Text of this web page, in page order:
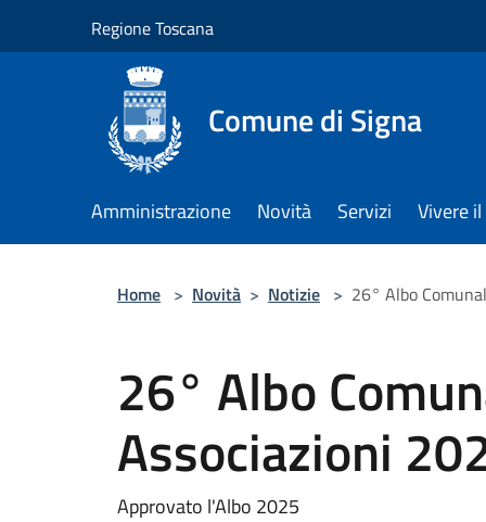
Regione Toscana
Comune di Signa
Amministrazione Novità Servizi Vivere
Home > Novità > Notizie > 26° Albo
26° Albo
Associazioni
Approvato l'Albo 2025